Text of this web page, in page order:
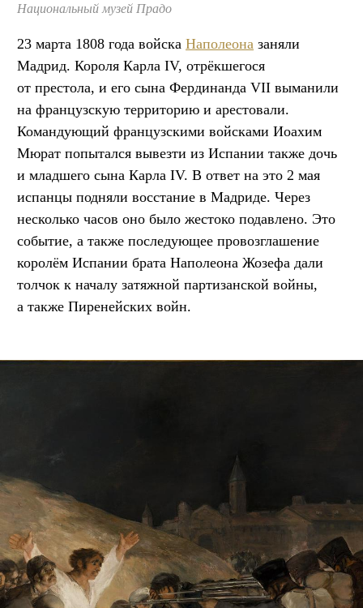
Национальный музей Прадо
23 марта 1808 года войска Наполеона заняли
Мадрид. Короля Карла IV, отрёкшегося
от престола, и его сына Фердинанда VII выманили
на французскую территорию и арестовали.
Командующий французскими войсками Иоахим
Мюрат попытался вывезти из Испании также дочь
и младшего сына Карла IV. В ответ на это 2 мая
испанцы подняли восстание в Мадриде. Через
несколько часов оно было жестоко подавлено. Это
событие, а также последующее провозглашение
королём Испании брата Наполеона Жозефа дали
толчок к началу затяжной партизанской войны,
а также Пиренейских войн.